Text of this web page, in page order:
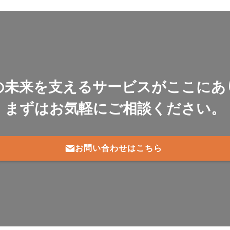
未来を支えるサービスがここにあ
まずはお気軽にご相談ください。
お問い合わせはこちら